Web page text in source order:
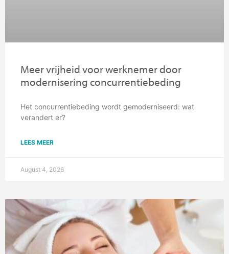
Meer vrijheid voor werknemer door
modernisering concurrentiebeding
Het concurrentiebeding wordt gemoderniseerd: wat
verandert er?
LEES MEER
August 4, 2026